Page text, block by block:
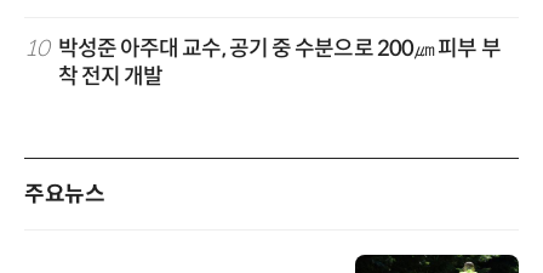
10 박성준 아주대 교수, 공기 중 수분으로 200㎛ 피부 부
착 전지 개발
주요뉴스